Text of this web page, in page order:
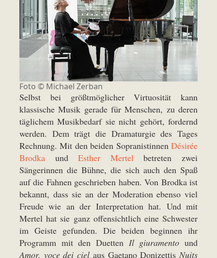
Foto © Michael Zerban
Selbst bei größtmöglicher Virtuosität kann
klassische Musik gerade für Menschen, zu deren
täglichem Musikbedarf sie nicht gehört, fordernd
werden. Dem trägt die Dramaturgie des Tages
Rechnung. Mit den beiden Sopranistinnen Désirée
Brodka undEsther Mertelbetreten zwei
Sängerinnen die Bühne, die sich auch den Spaß
auf die Fahnen geschrieben haben. Von Brodka ist
bekannt, dass sie an der Moderation ebenso viel
Freude wie an der Interpretation hat. Und mit
Mertel hat sie ganz offensichtlich eine Schwester
im Geiste gefunden. Die beiden beginnen ihr
Programm mit den Duetten Il giuramento und
Amor, voce dei ciel aus Gaetano DonizettisNuits